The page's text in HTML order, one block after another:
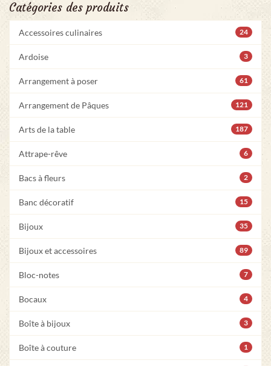
Catégories des produits
Accessoires culinaires 24
Ardoise 3
Arrangement à poser 61
Arrangement de Pâques 121
Arts de la table 187
Attrape-rêve 6
Bacs à fleurs 2
Banc décoratif 15
Bijoux 35
Bijoux et accessoires 89
Bloc-notes 7
Bocaux 4
Boîte à bijoux 3
Boîte à couture 1